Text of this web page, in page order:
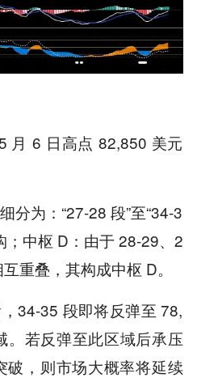
月 6 日高点 82,850 美元
分为：“27-28 段”至“34-3
；中枢 D：由于 28-29、2
重叠，其构成中枢 D。
34-35 段即将反弹至 78,
。若反弹至此区域后承压
破，则市场大概率将延续